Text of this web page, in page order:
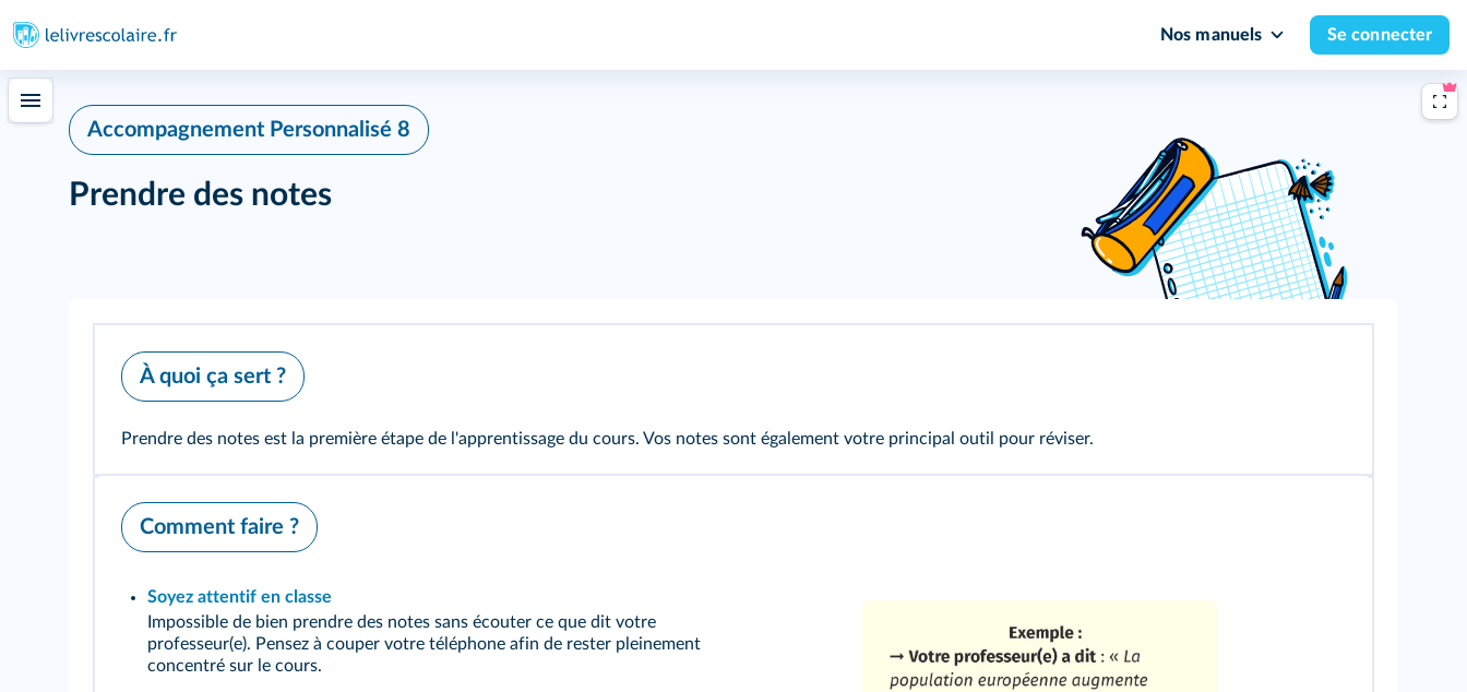
Nos manuels Se connecter
Accompagnement Personnalisé 8
Prendre des notes
À quoi ça sert ?
Prendre des notes est la première étape de l'apprentissage du cours. Vos notes sont également votre principal outil pour réviser.
Comment faire ?
Soyez attentif en classe
Impossible de bien prendre des notes sans écouter ce que dit votre
professeur(e). Pensez à couper votre téléphone afin de rester pleinement
concentré sur le cours.